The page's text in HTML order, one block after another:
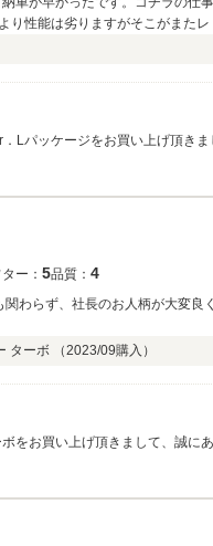
り性能は劣りますがそこがま
中古ラパンを乗った時のデメリ
Lパッケージをお買い上げ頂き
ー： 5品質： 4
わらず、社長のお人柄が大変
ターボ （2023/09購入）
をお買い上げ頂きまして、誠